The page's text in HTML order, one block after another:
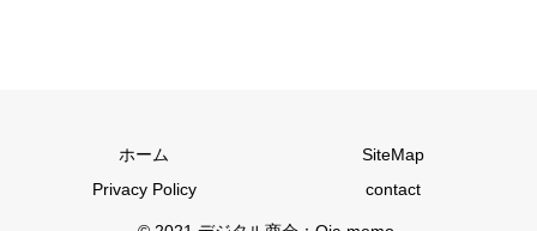
ホーム
SiteMap
Privacy Policy
contact